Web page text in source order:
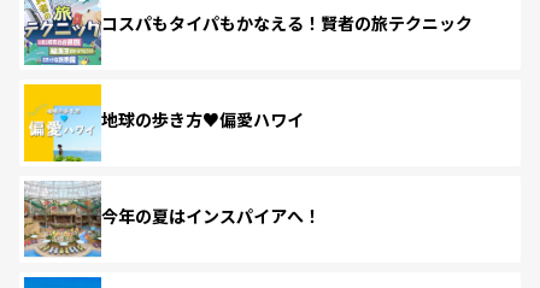
コスパもタイパもかなえる！賢者の旅テクニック
地球の歩き方♥偏愛ハワイ
今年の夏はインスパイアへ！